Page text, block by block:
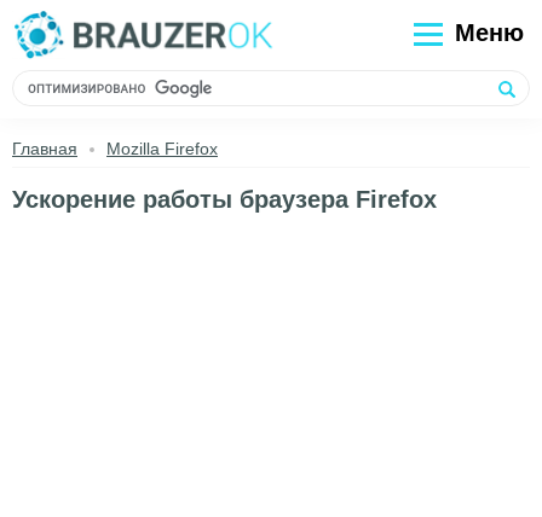
Меню
Главная Mozilla Firefox
Ускорение работы браузера Firefox